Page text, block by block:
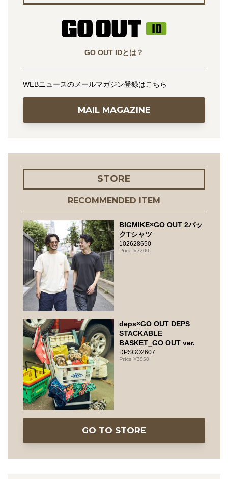
GO OUT IDとは？
WEBニュースのメールマガジン登録はこちら
MAIL MAGAZINE
STORE
RECOMMENDED ITEM
BIGMIKE×GO OUT 2パッ
クTシャツ
102628650
7200
deps×GO OUT DEPS
STACKABLE
BASKET_GO OUT ver.
DPSGO2607
3950
GO TO STORE